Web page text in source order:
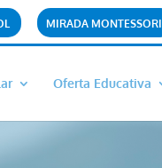
MIRADA MONTESSORI
Oferta Educativa